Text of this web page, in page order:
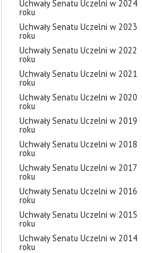
Uchwały Senatu Uczelni w 2024
roku
Uchwały Senatu Uczelni w 2023
roku
Uchwały Senatu Uczelni w 2022
roku
Uchwały Senatu Uczelni w 2021
roku
Uchwały Senatu Uczelni w 2020
roku
Uchwały Senatu Uczelni w 2019
roku
Uchwały Senatu Uczelni w 2018
roku
Uchwały Senatu Uczelni w 2017
roku
Uchwały Senatu Uczelni w 2016
roku
Uchwały Senatu Uczelni w 2015
roku
Uchwały Senatu Uczelni w 2014
roku